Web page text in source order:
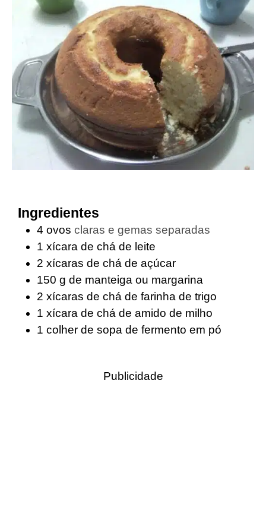
Ingredientes
4 ovos claras e gemas separadas
1 xícara de chá de leite
2 xícaras de chá de açúcar
150 g de manteiga ou margarina
2 xícaras de chá de farinha de trigo
1 xícara de chá de amido de milho
1 colher de sopa de fermento em pó
Publicidade